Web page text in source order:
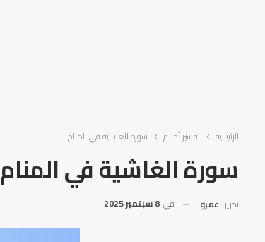
الرئيسية تفسير أحلام سورة الغاشية في المنام
سورة الغاشية في المنام
تحرير: عمرو في 8 سبتمبر 2025